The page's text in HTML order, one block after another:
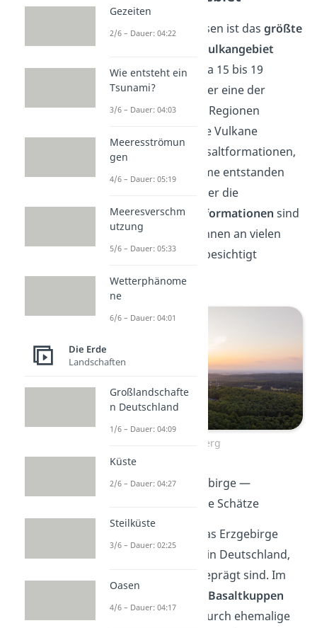
Der Vogelsberg in Hessen ist dasgrößte
zusammenhängende Vulkangebiet
Mitteleuropas. Vor etwa 15 bis 19
Millionen Jahren war hier eine der
aktivsten vulkanischen Regionen
Europas. Heute sind die Vulkane
erloschen
, doch die Basaltformationen,
die durch die Lavaströme entstanden
sind, prägen noch immer die
Landschaft. DieBasaltformationen sind
weit verbreitet und können an vielen
Stellen im Vogelsberg besichtigt
werden.
Vogelsberg
Westerwald und Erzgebirge —
Verborgene vulkanische Schätze
Der Westerwald und das Erzgebirge
sind weitere Regionen in Deutschland,
die von Vulkanismus geprägt sind. Im
Basaltkuppen
Lavagestein
, die durch ehemalige
Gezeiten
2/6 – Dauer: 04:22
Wie entsteht ein
Tsunami?
3/6 – Dauer: 04:03
Meeresströmun
gen
4/6 – Dauer: 05:19
Meeresverschm
utzung
5/6 – Dauer: 05:33
Wetterphänome
ne
6/6 – Dauer: 04:01
Die Erde
Landschaften
Großlandschafte
n Deutschland
1/6 – Dauer: 04:09
Küste
2/6 – Dauer: 04:27
Steilküste
3/6 – Dauer: 02:25
Oasen
4/6 – Dauer: 04:17